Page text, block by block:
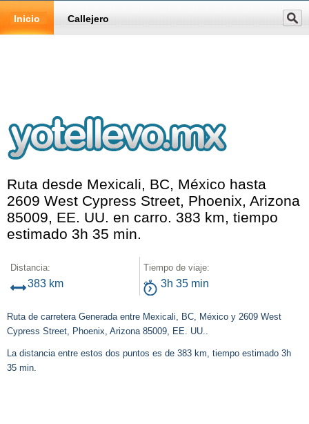
Inicio Callejero
Ruta desde Mexicali, BC, México hasta
2609 West Cypress Street, Phoenix, Arizona
85009, EE. UU. en carro. 383 km, tiempo
estimado 3h 35 min.
Distancia:
383 km
Tiempo de viaje:
3h 35 min
Ruta de carretera Generada entre Mexicali, BC, México y 2609 West
Cypress Street, Phoenix, Arizona 85009, EE. UU..
La distancia entre estos dos puntos es de 383 km, tiempo estimado 3h
35 min.